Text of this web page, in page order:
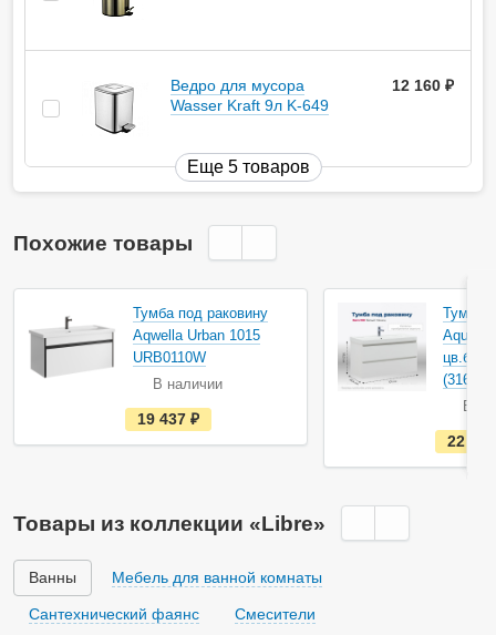
Ведро для мусора
Wasser Kraft 9л K-649
12 160
Еще 5 товаров
Похожие товары
Тумба под раковину
Aqwella Urban 1015
URB0110W
В наличии
е
с
т
л
и
19 437
Тумба
В
22
Товары из коллекции «Libre»
Ванны Мебель для ванной комнаты
Сантехнический фаянс
Смесители